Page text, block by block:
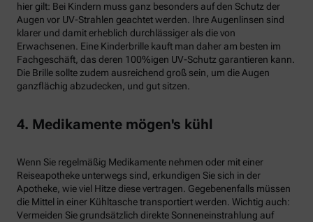
hier gilt: Bei Kindern muss ganz besonders auf den Schutz der
Augen vor UV-Strahlen geachtet werden. Ihre Augenlinsen sind
klarer und damit erheblich durchlässiger als die von
Erwachsenen. Eine Kinderbrille kauft man daher am besten im
Fachgeschäft, das deren 100%igen UV-Schutz garantieren kann.
Die Brille sollte zudem ausreichend groß sein, um die Augen
ganzflächig abzudecken, und gut sitzen.
4. Medikamente mögen's kühl
Wenn Sie regelmäßig Medikamente nehmen oder mit einer
Reiseapotheke unterwegs sind, erkundigen Sie sich in der
Apotheke, wie viel Hitze diese vertragen. Gegebenenfalls müssen
die Mittel in einer Kühltasche transportiert werden. Wichtig auch:
Vermeiden Sie grundsätzlich direkte Sonneneinstrahlung auf